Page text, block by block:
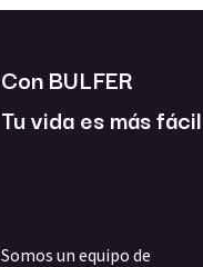
Con BULFER
Tu vida es más fácil
Somos un equipo de